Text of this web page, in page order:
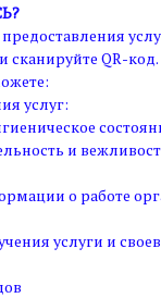
сканируйте QR-код.
услуг:
и
о работе
услуги и